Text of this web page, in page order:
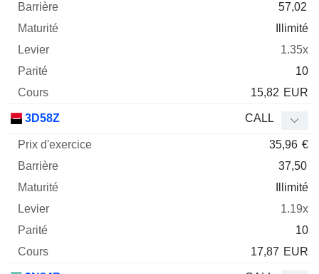
57,02
Illimité
1.35x
10
15,82 EUR
3D58Z CALL
35,96 €
37,50
Illimité
1.19x
10
17,87 EUR